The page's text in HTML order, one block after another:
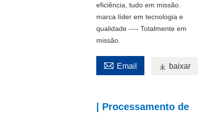
eficiência, tudo em missão.
marca líder em tecnologia e
qualidade ---- Totalmente em
missão.
 Email  baixar
| Processamento de